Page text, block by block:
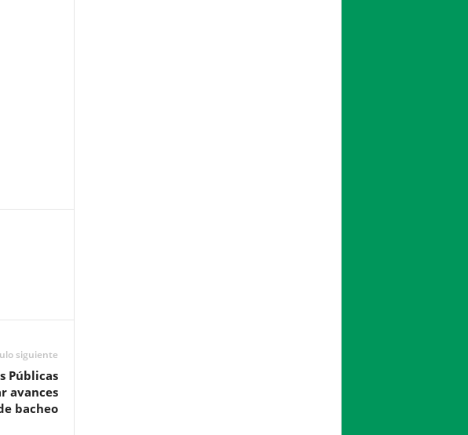
siguiente
Públicas
avances
bacheo